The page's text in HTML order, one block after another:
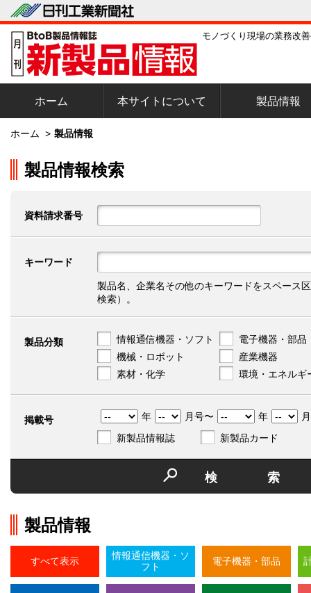
モノづくり現場の業務改
ホーム 本サイトについて 製品情報
ホーム > 製品情報
製品情報検索
資料請求番号
キーワード
製品名、企業名その他のキーワードをスペース
検索）。
製品分類 情報通信機器・ソフト
電子機器・部品
機械・ロボット
産業機器
素材・化学
環境・エネルギ
掲載号 年 月号〜 年
新製品情報誌
新製品カード
検
製品情報
すべて表示
情報通信機器・ソ
フト
電子機器・部品